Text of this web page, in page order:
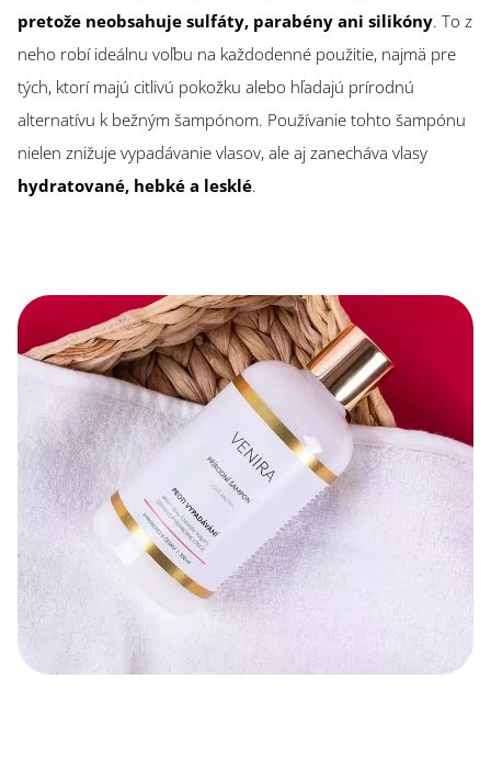
pretože neobsahuje sulfáty, parabény ani silikóny. To z
neho robí ideálnu voľbu na každodenné použitie, najmä pre
tých, ktorí majú citlivú pokožku alebo hľadajú prírodnú
alternatívu k bežným šampónom. Používanie tohto šampónu
nielen znižuje vypadávanie vlasov, ale aj zanecháva vlasy
hydratované, hebké a lesklé.